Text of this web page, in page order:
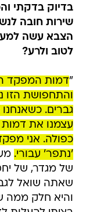
בדיוק בדקתי
שירות חובה
הצבא עשה
לטוב ולרע?
"דמות המפקד
והתחפושת הזו
גברים.
עצמנו את
כפולה. אני
'נתפר' עבורי.
של מגדר, של
שאתה שואל
והיא חלק ממה